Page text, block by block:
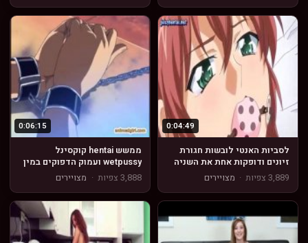
0:04:49
לסביות האנטי לובשות חגורת
זיונים ודופקות אחת את השניה
3,889 צפיות
· מצויירים
0:06:15
ממשש hentai קוקסינל
wetpussy ועמוק הדפוקים במין
טכס
3,888 צפיות · מצויירים